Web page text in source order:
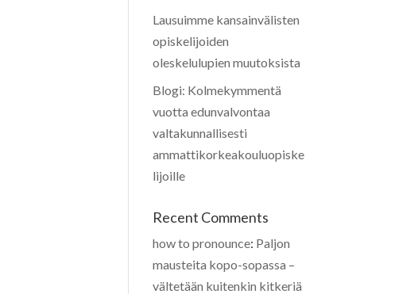
Lausuimme kansainvälisten
opiskelijoiden
oleskelulupien muutoksista
Blogi: Kolmekymmentä
vuotta edunvalvontaa
valtakunnallisesti
ammattikorkeakouluopiske
lijoille
Recent Comments
how to pronounce: Paljon
mausteita kopo-sopassa –
vältetään kuitenkin kitkeriä